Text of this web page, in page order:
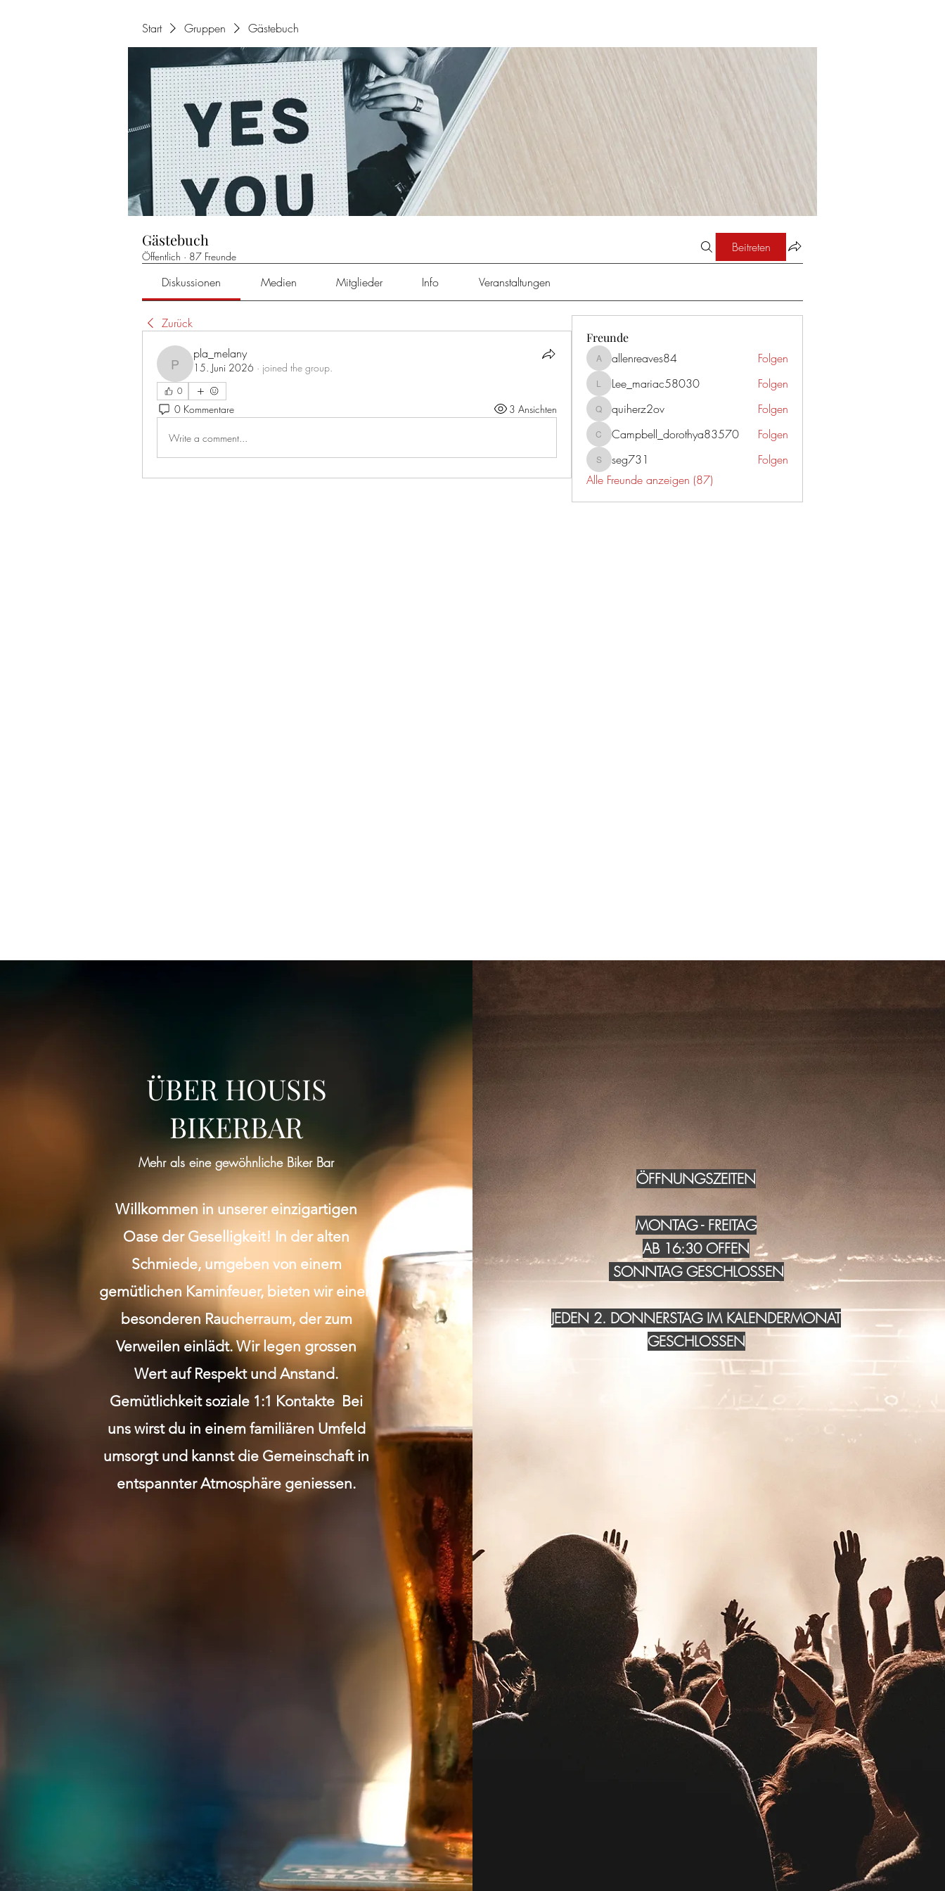
Start Gruppen Gästebuch
Gästebuch
Öffentlich · 87 Freunde
Beitreten
Diskussionen Medien Mitglieder Info Veranstaltungen
Zurück
pla_melany
pla_melany
15. Juni 2026 · joined the group.
0
0 Kommentare 3 Ansichten
Write a comment...
Freunde
allenreaves84
allenreaves84 Folgen
Lee_mariac58030
Lee_mariac58030 Folgen
quiherz2ov
quiherz2ov Folgen
Campbell_dorothya83570
Campbell_dorothya83570 Folgen
seg731seg731
Folgen
Alle Freunde anzeigen (87)
ÜBER HOUSIS
BIKERBAR
Mehr als eine gewöhnliche Biker Bar
Willkommen in unserer einzigartigen
Oase der Geselligkeit! In der alten
Schmiede, umgeben von einem
gemütlichen Kaminfeuer, bieten wir einen
besonderen Raucherraum, der zum
Verweilen einlädt. Wir legen grossen
Wert auf Respekt und Anstand.
Gemütlichkeit soziale 1:1 Kontakte Bei
uns wirst du in einem familiären Umfeld
umsorgt und kannst die Gemeinschaft in
entspannter Atmosphäre geniessen.
ÖFFNUNGSZEITEN
MONTAG - FREITAG
AB 16:30 OFFEN
SONNTAG GESCHLOSSEN
JEDEN 2. DONNERSTAG IM KALENDERMONAT
GESCHLOSSEN